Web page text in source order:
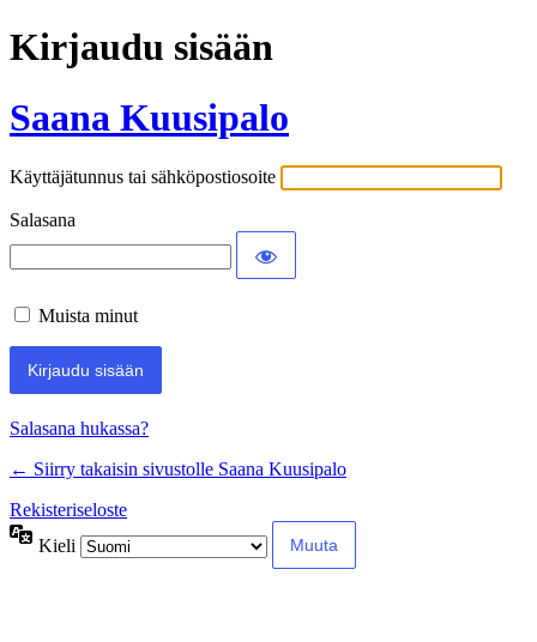
Kirjaudu sisään
Saana Kuusipalo
Käyttäjätunnus tai sähköpostiosoite
Salasana
Muista minut
Salasana hukassa?
← Siirry takaisin sivustolle Saana Kuusipalo
Rekisteriseloste
Kieli